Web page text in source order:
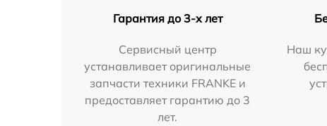
Гарантия до 3-х лет
Сервисный центр
устанавливает оригинальные
запчасти техники FRANKE и
предоставляет гарантию до 3
лет.
Наш